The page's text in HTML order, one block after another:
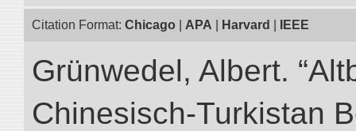
Citation Format: Chicago APA Harvard IEEE
Grünwedel, Albert.
Chinesisch-Turkistan